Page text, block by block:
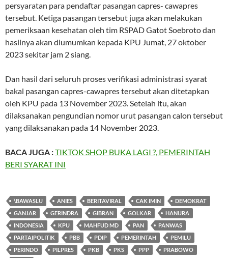
persyaratan para pendaftar pasangan capres- cawapres
tersebut. Ketiga pasangan tersebut juga akan melakukan
pemeriksaan kesehatan oleh tim RSPAD Gatot Soebroto dan
hasilnya akan diumumkan kepada KPU Jumat, 27 oktober
2023 sekitar jam 2 siang.
Dan hasil dari seluruh proses verifikasi administrasi syarat
bakal pasangan capres-cawapres tersebut akan ditetapkan
oleh KPU pada 13 November 2023. Setelah itu, akan
dilaksanakan pengundian nomor urut pasangan calon tersebut
yang dilaksanakan pada 14 November 2023.
BACA JUGA :TIKTOK SHOP BUKA LAGI ?, PEMERINTAH
BERI SYARAT INI
\BAWASLU ANIES BERITAVIRAL CAK IMIN
DEMOKRAT
GANJAR
GERINDRA GIBRAN GOLKAR
HANURA
INDONESIA
KPU MAHFUD MD PAN
PANWAS
PARTAIPOLITIK
PBB PDIP PEMERINTAH
PEMILU
PERINDO
PILPRES PKB PKS PPP
PRABOWO